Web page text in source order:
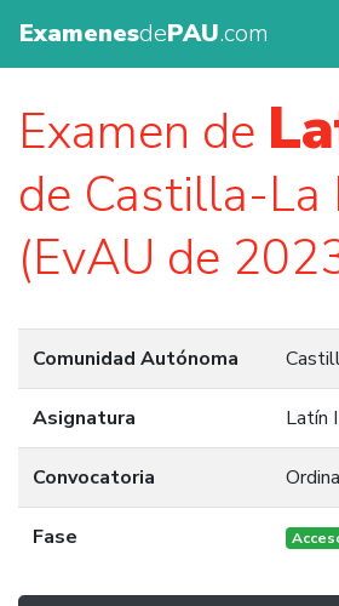
ExamenesdePAU.com
Examen de
de Castilla-La
(EvAU de
Comunidad Autónoma
Asignatura Latín
Convocatoria
Fase